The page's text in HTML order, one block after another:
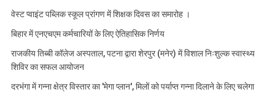
वेस्ट प्वाइंट पब्लिक स्कूल प्रांगण में शिक्षक दिवस का समारोह ।
बिहार में एनएचएम कर्मचारियों के लिए ऐतिहासिक निर्णय
राजकीय तिब्बी कॉलेज अस्पताल, पटना द्वारा शेरपुर (मनेर) में विशाल निःशुल्क स्वास्थ्य
शिविर का सफल आयोजन
दरभंगा में गन्ना क्षेत्र विस्तार का 'मेगा प्लान', मिलों को पर्याप्त गन्ना दिलाने के लिए चलेगा